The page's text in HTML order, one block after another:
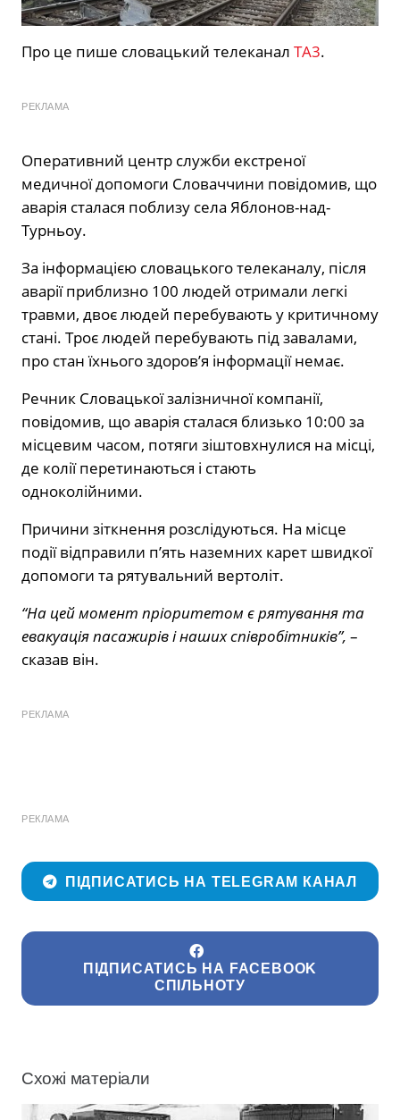
Про це пише словацький телеканал TA3.
РЕКЛАМА
Оперативний центр служби екстреної
медичної допомоги Словаччини повідомив, що
аварія сталася поблизу села Яблонов-над-
Турньоу.
За інформацією словацького телеканалу, після
аварії приблизно 100 людей отримали легкі
травми, двоє людей перебувають у критичному
стані. Троє людей перебувають під завалами,
про стан їхнього здоров’я інформації немає.
Речник Словацької залізничної компанії,
повідомив, що аварія сталася близько 10:00 за
місцевим часом, потяги зіштовхнулися на місці,
де колії перетинаються і стають
одноколійними.
Причини зіткнення розслідуються. На місце
події відправили п’ять наземних карет швидкої
допомоги та рятувальний вертоліт.
“На цей момент пріоритетом є рятування та
евакуація пасажирів і наших співробітників”, –
сказав він.
РЕКЛАМА
РЕКЛАМА
ПІДПИСАТИСЬ НА TELEGRAM КАНАЛ
ПІДПИСАТИСЬ НА FACEBOOK
СПІЛЬНОТУ
Схожі матеріали